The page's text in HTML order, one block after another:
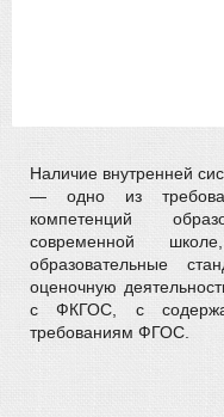
Наличие внутренней
— одно из
компетенций
современной
образовательные
оценочную
с ФКГОС, с
требованиям ФГОС.